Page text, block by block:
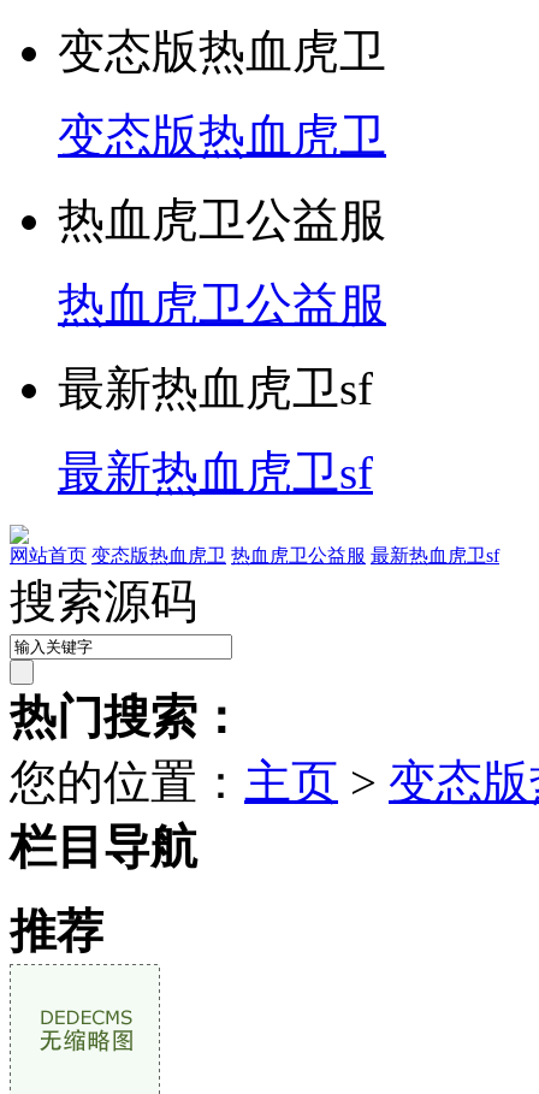
变态版热血虎卫
变态版热血虎卫
热血虎卫公益服
热血虎卫公益服
最新热血虎卫sf
最新热血虎卫sf
网站首页 变态版热血虎卫 热血虎卫公益服 最新热血虎卫sf
搜索源码
热门搜索：
您的位置： 主页 > 变态
栏目导航
推荐